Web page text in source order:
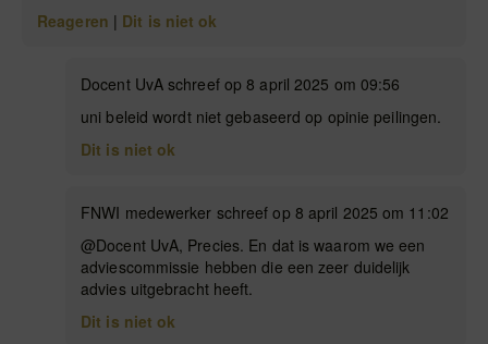
Reageren | Dit is niet ok
Docent UvA schreef op 8 april 2025 om 09:56
uni beleid wordt niet gebaseerd op opinie peilingen.
Dit is niet ok
FNWI medewerker schreef op 8 april 2025 om 11:02
@Docent UvA, Precies. En dat is waarom we een
adviescommissie hebben die een zeer duidelijk
advies uitgebracht heeft.
Dit is niet ok